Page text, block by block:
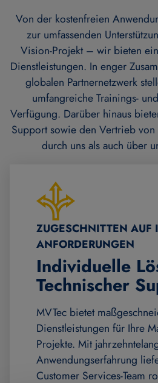
Von der kostenfreien
zur umfassenden
Vision-Projekt – wir bieten
Dienstleistungen. In enger
globalen Partnernetzwerk
umfangreiche Trainings-
Verfügung. Darüber hinaus
Support sowie den Vertrieb
durch uns als auch über
ZUGESCHNITTEN AUF
ANFORDERUNGEN
Individuelle
Technischer
MVTec bietet
Dienstleistungen für Ihre
Projekte. Mit
Anwendungserfahrung
Customer Services-Team